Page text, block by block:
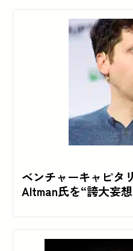
ベンチャーキャピタ
Altman氏を“誇大妄